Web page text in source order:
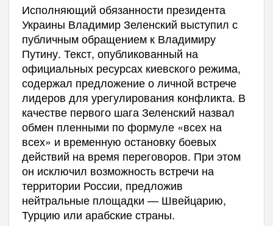
Исполняющий обязанности президента
Украины Владимир Зеленский выступил с
публичным обращением к Владимиру
Путину. Текст, опубликованный на
официальных ресурсах киевского режима,
содержал предложение о личной встрече
лидеров для урегулирования конфликта. В
качестве первого шага Зеленский назвал
обмен пленными по формуле «всех на
всех» и временную остановку боевых
действий на время переговоров. При этом
он исключил возможность встречи на
территории России, предложив
нейтральные площадки — Швейцарию,
Турцию или арабские страны.